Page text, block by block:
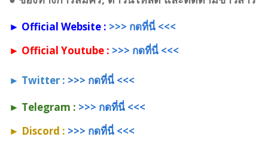
► Official Website : >>> กดที่นี่ <<<
► Official Youtube : >>> กดที่นี่ <<<
► Twitter : >>> กดที่นี่ <<<
► Telegram : >>> กดที่นี่ <<<
► Discord : >>> กดที่นี่ <<<